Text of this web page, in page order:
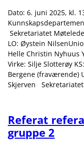
Dato: 6. juni 2025, kl.
Sekretariatet
LO: Øystein
Helle Christin Nyhuus
Virke: Silje Slotterøy
Bergene (fraværende)
Skjerven
Referat
gruppe 2